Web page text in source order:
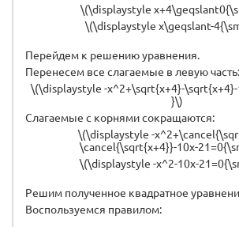
\(\displaystyle
\(\displaystyle x\geqslant-
Перейдем к решению уравнения.
Перенесем все слагаемые в левую часть:
\(\displaystyle -x^2+\sqrt{x+4}-
}\)
Слагаемые с корнями сокращаются:
\(\displaystyle -
\cancel{\sqrt{x+4}}-10x-
\(\displaystyle -x^2-10x-
Решим полученное квадратное
Воспользуемся правилом: